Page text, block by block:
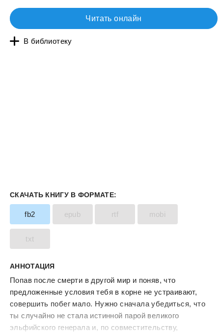
Читать онлайн
В библиотеку
СКАЧАТЬ КНИГУ В ФОРМАТЕ:
fb2 epub rtf mobi
txt
АННОТАЦИЯ
Попав после смерти в другой мир и поняв, что
предложенные условия тебя в корне не устраивают,
совершить побег мало. Нужно сначала убедиться, что
ты случайно не стала истинной парой великого
эльфийского генерала и, по совместительству,